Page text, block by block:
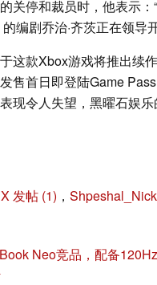
关停和裁员时，他表示：
的编剧乔治·齐茨正在领导
这款Xbox游戏将推出续
发售首日即登陆Game
现令人失望，黑曜石娱乐
发帖 (1) ，
Neo竞品，配备120Hz